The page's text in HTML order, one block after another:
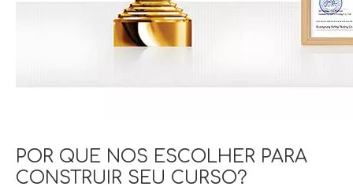
POR QUE NOS ESCOLHER PARA
CONSTRUIR SEU CURSO?